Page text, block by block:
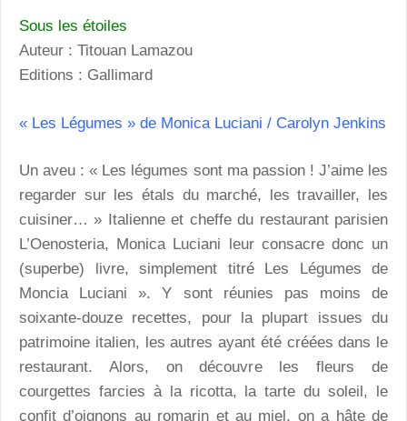
Sous les étoiles
Auteur : Titouan Lamazou
Editions : Gallimard
« Les Légumes » de Monica Luciani / Carolyn Jenkins
Un aveu : « Les légumes sont ma passion ! J’aime les
regarder sur les étals du marché, les travailler, les
cuisiner… » Italienne et cheffe du restaurant parisien
L’Oenosteria, Monica Luciani leur consacre donc un
(superbe) livre, simplement titré Les Légumes de
Moncia Luciani ». Y sont réunies pas moins de
soixante-douze recettes, pour la plupart issues du
patrimoine italien, les autres ayant été créées dans le
restaurant. Alors, on découvre les fleurs de
courgettes farcies à la ricotta, la tarte du soleil, le
confit d’oignons au romarin et au miel, on a hâte de